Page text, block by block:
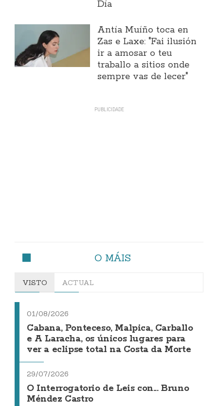
Día
Antía Muíño toca en
Zas e Laxe: "Fai ilusión
ir a amosar o teu
traballo a sitios onde
sempre vas de lecer"
O MÁIS
VISTO ACTUAL
01/08/2026
Cabana, Ponteceso, Malpica, Carballo
e A Laracha, os únicos lugares para
ver a eclipse total na Costa da Morte
29/07/2026
O Interrogatorio de Leis con... Bruno
Méndez Castro